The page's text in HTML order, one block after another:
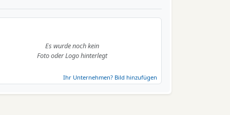
Es wurde noch kein
Foto oder Logo hinterlegt
Ihr Unternehmen? Bild hinzufügen